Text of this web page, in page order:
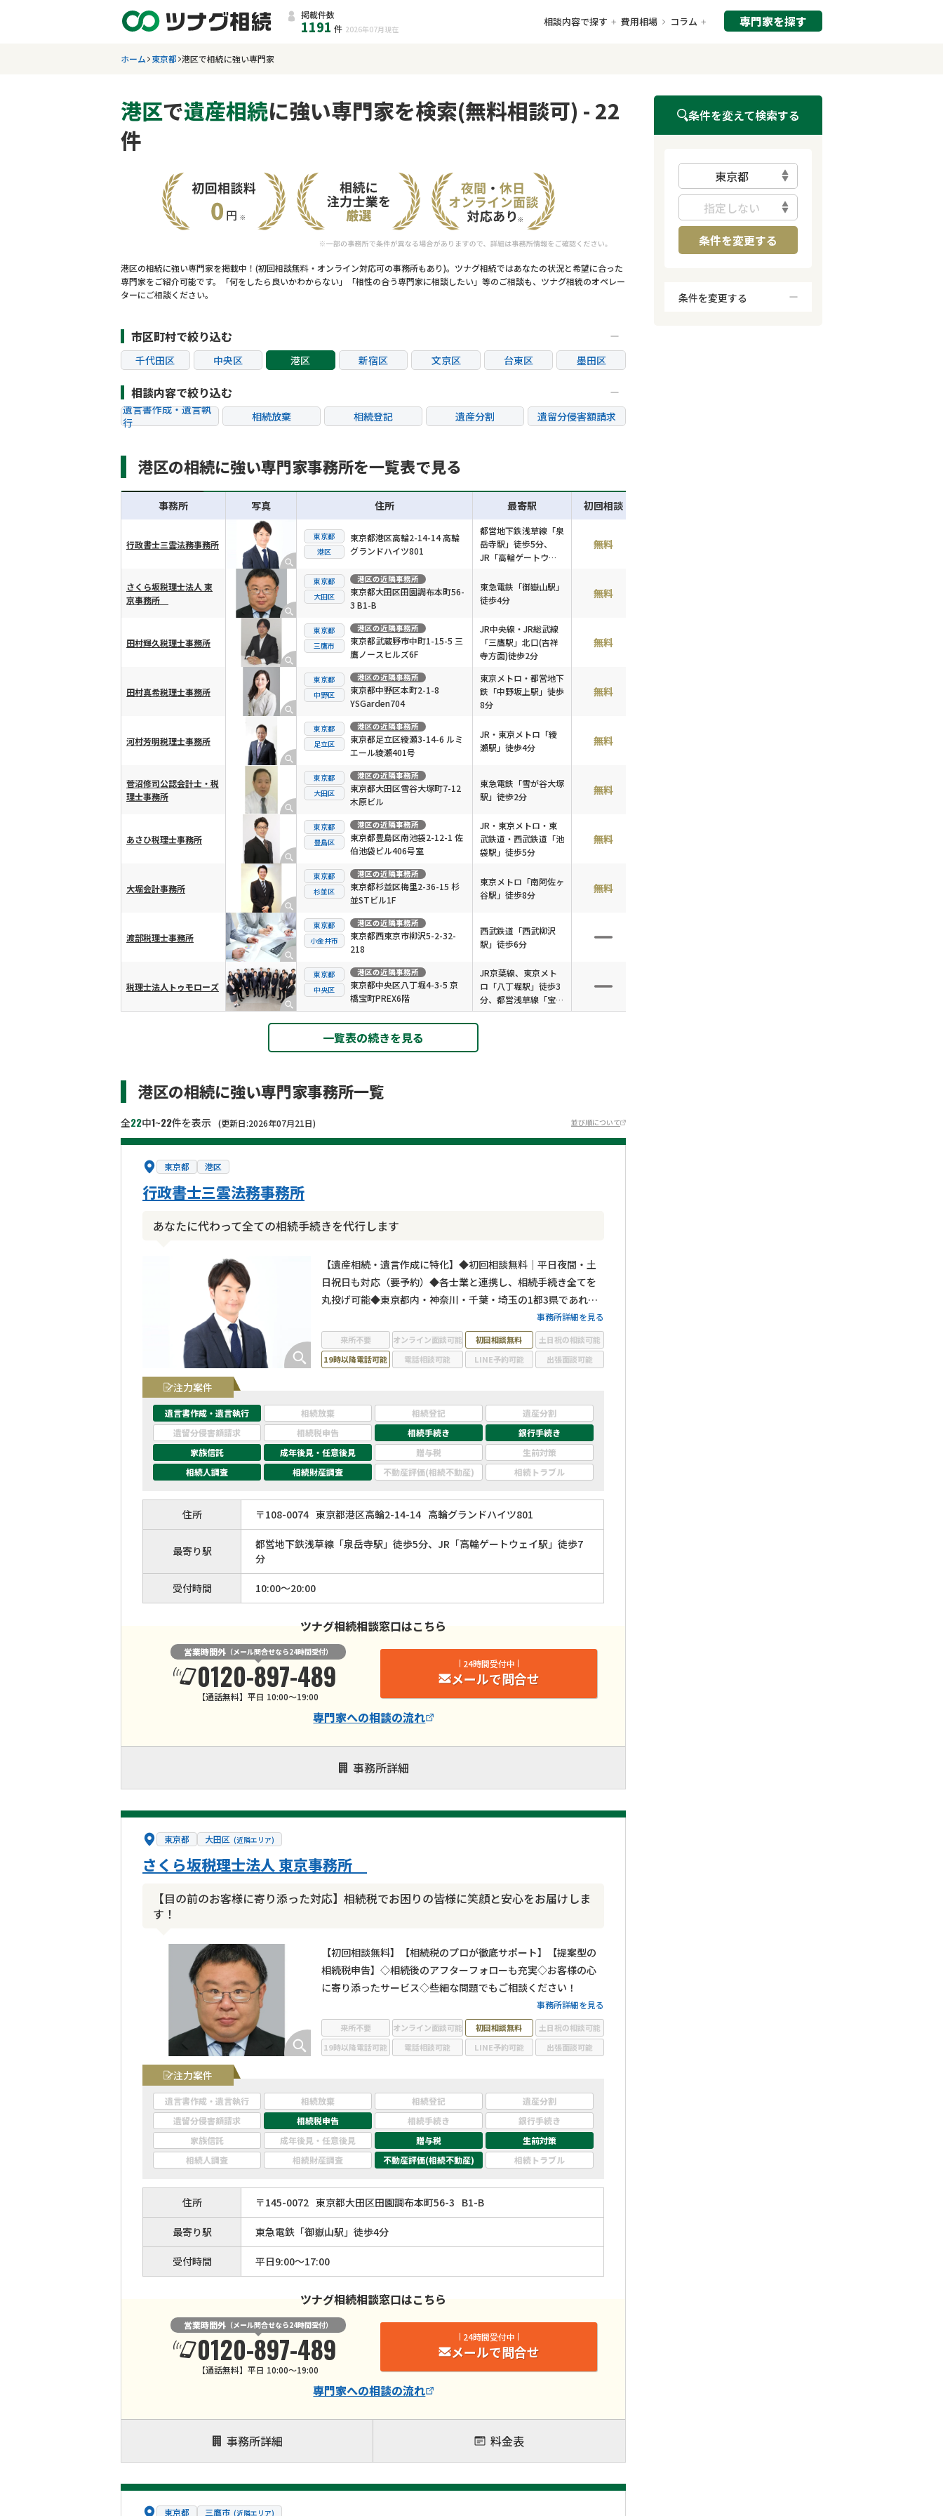
掲載件数
1191 件 2026年07月 現在
相談内容で探す 費用相場 コラム 専門家を探す
ホーム 東京都 港区で相続に強い専門家
港区で遺産相続に強い専門家を検索(無料相談可) - 22
件
港区の相続に強い専門家を掲載中！(初回相談無料・オンライン対応可の事務所もあり)。ツナグ相続ではあなたの状況と希望に合った
専門家をご紹介可能です。「何をしたら良いかわからない」「相性の合う専門家に相談したい」等のご相談も、ツナグ相続のオペレー
ターにご相談ください。
市区町村で絞り込む
千代田区 中央区 港区 新宿区 文京区 台東区
墨田区
杉並区
豊島区 北区 荒川区 板橋区 練馬区
足立区
葛飾区
江戸川区 八王子市 立川市 三鷹市 府中市
調布市
狛江市
東大和市 清瀬市 稲城市
相談内容で絞り込む
遺言書作成・遺言執
行
相続放棄 相続登記 遺産分割
遺留分侵害額請求
贈与税
生前対策 相続人調査 相続財産調査
港区の相続に強い専門家事務所を一覧表で見る
横スクロール可能
事務所 写真 住所 最寄駅 初回相談
行政書士三雲法務事務所
東京都
港区
東京都港区高輪2-14-14 高輪
グランドハイツ801
都営地下鉄浅草線「泉
岳寺駅」徒歩5分、
JR「高輪ゲートウェ
無料
さくら坂税理士法人 東
京事務所
東京都
大田区
港区の近隣事務所
東京都大田区田園調布本町56-
3 B1-B
東急電鉄「御嶽山駅」
徒歩4分
無料
田村輝久税理士事務所
東京都
三鷹市
港区の近隣事務所
東京都武蔵野市中町1-15-5 三
鷹ノースヒルズ6F
JR中央線・JR総武線
「三鷹駅」北口(吉祥
寺方面)徒歩2分
無料
田村真希税理士事務所
東京都
中野区
港区の近隣事務所
東京都中野区本町2-1-8
YSGarden704
東京メトロ・都営地下
鉄「中野坂上駅」徒歩
8分
無料
河村芳明税理士事務所
東京都
足立区
港区の近隣事務所
東京都足立区綾瀬3-14-6 ルミ
エール綾瀬401号
JR・東京メトロ「綾
瀬駅」徒歩4分
無料
菅沼修司公認会計士・税
理士事務所
東京都
大田区
港区の近隣事務所
東京都大田区雪谷大塚町7-12
木原ビル
東急電鉄「雪が谷大塚
駅」徒歩2分
無料
あさひ税理士事務所
東京都
豊島区
港区の近隣事務所
東京都豊島区南池袋2-12-1 佐
伯池袋ビル406号室
JR・東京メトロ・東
武鉄道・西武鉄道「池
袋駅」徒歩5分
無料
大堀会計事務所
東京都
杉並区
港区の近隣事務所
東京都杉並区梅里2-36-15 杉
並STビル1F
東京メトロ「南阿佐ヶ
谷駅」徒歩8分
無料
渡部税理士事務所
東京都
小金井市
港区の近隣事務所
東京都西東京市柳沢5-2-32-
218
西武鉄道「西武柳沢
駅」徒歩6分
税理士法人トゥモローズ
東京都
中央区
港区の近隣事務所
東京都中央区八丁堀4-3-5 京
橋宝町PREX6階
JR京葉線、東京メト
ロ「八丁堀駅」徒歩3
分、都営浅草線「宝町
駅」徒歩4分
一覧表の続きを見る
港区の相続に強い専門家事務所一覧
全22中1~22件を表示 (更新日:2026年07月21日) 並び順について
東京都 港区
あなたに代わって全ての相続手続きを代行します
行政書士三雲法務事務所
【遺産相続・遺言作成に特化】◆初回相談無料｜平日夜間・土
日祝日も対応（要予約）◆各士業と連携し、相続手続き全てを
丸投げ可能◆東京都内・神奈川・千葉・埼玉の1都3県であれば
無料出張相談◆相続人調査代行／相続財産調査代行／遺産分割
協議書作成支援・相続人間連絡調整／銀行口座の解約、名義変
更代行◆相続手続きを一括しておまかせください
事務所詳細を見る
来所不要 オンライン面談可能 初回相談無料
土日祝の相談可能
19時以降電話可能
電話相談可能 LINE予約可能 出張面談可能
注力案件
遺言書作成・遺言執行 相続放棄 相続登記
遺産分割
遺留分侵害額請求
相続税申告 相続手続き
銀行手続き
家族信託
成年後見・任意後見 贈与税
生前対策
相続人調査
相続財産調査 不動産評価(相続不動産) 相続トラブル
住所 〒108-0074 東京都港区高輪2-14-14 高輪グランドハイツ801
最寄り駅
都営地下鉄浅草線「泉岳寺駅」徒歩5分、JR「高輪ゲートウェイ駅」徒歩7
分
受付時間 10:00～20:00
ツナグ相続相談窓口はこちら
営業時間外（メール問合せなら24時間受付）
0120-897-489
【通話無料】平日 10:00～19:00
24時間受付中
メールで問合せ
専門家への相談の流れ
事務所詳細
東京都 大田区 (近隣エリア)
【目の前のお客様に寄り添った対応】相続税でお困りの皆様に笑顔と安心をお届けしま
す！
さくら坂税理士法人 東京事務所
【初回相談無料】【相続税のプロが徹底サポート】【提案型の
相続税申告】◇相続後のアフターフォローも充実◇お客様の心
に寄り添ったサービス◇些細な問題でもご相談ください！
事務所詳細を見る
来所不要 オンライン面談可能 初回相談無料
土日祝の相談可能
19時以降電話可能
電話相談可能 LINE予約可能 出張面談可能
注力案件
遺言書作成・遺言執行 相続放棄 相続登記
遺産分割
遺留分侵害額請求
相続税申告 相続手続き
銀行手続き
家族信託
成年後見・任意後見 贈与税
生前対策
相続人調査
相続財産調査 不動産評価(相続不動産) 相続トラブル
住所 〒145-0072 東京都大田区田園調布本町56-3 B1-B
最寄り駅 東急電鉄「御嶽山駅」徒歩4分
受付時間 平日9:00〜17:00
ツナグ相続相談窓口はこちら
営業時間外（メール問合せなら24時間受付）
0120-897-489
【通話無料】平日 10:00～19:00
24時間受付中
メールで問合せ
専門家への相談の流れ
事務所詳細 料金表
東京都 三鷹市 (近隣エリア)
条件を変えて検索する
東京都
指定しない
条件を変更する
条件を変更する